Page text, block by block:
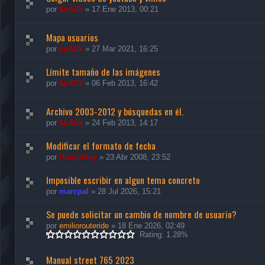
por knACk » 17 Ene 2013, 00:21
Mapa usuarios
por knACk » 27 Mar 2021, 16:25
Límite tamaño de las imágenes
por knACk » 06 Feb 2013, 16:42
Archivo 2003-2012 y búsquedas en él.
por knACk » 24 Feb 2013, 14:17
Modificar el formato de fecha
por Humphrey » 23 Abr 2008, 23:52
Imposible escribir en algun tema concreto
por marcpal » 28 Jul 2026, 15:21
Se puede solicitar un cambio de nombre de usuario?
por emiliorouteride » 18 Ene 2026, 02:49
Rating: 1.28%
Manual street 765 2023